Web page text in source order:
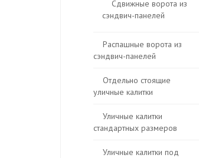
Сдвижные ворота из
сэндвич-панелей
Распашные ворота из
сэндвич-панелей
Отдельно стоящие
уличные калитки
Уличные калитки
стандартных размеров
Уличные калитки под